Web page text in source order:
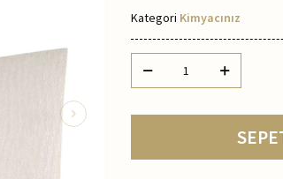
Kategori Kimyacınız